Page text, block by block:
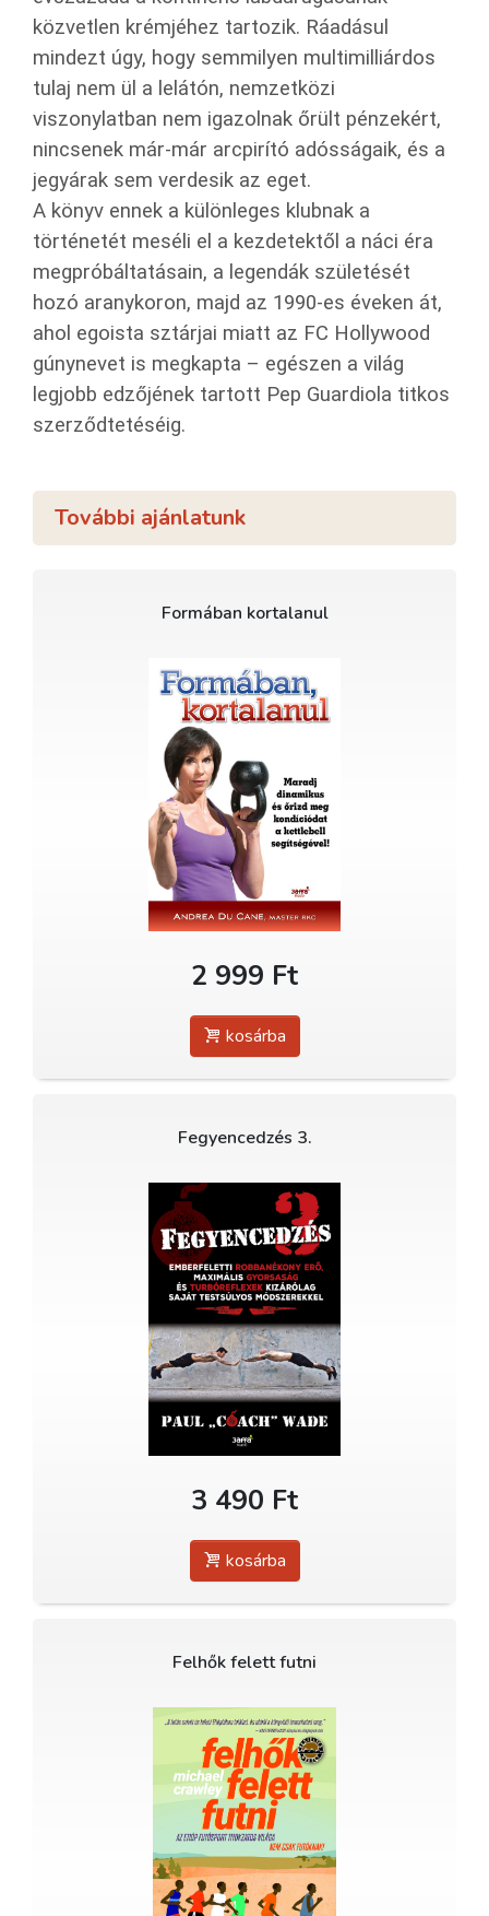
közvetlen krémjéhez tartozik. Ráadásul
mindezt úgy, hogy semmilyen multimilliárdos
tulaj nem ül a lelátón, nemzetközi
viszonylatban nem igazolnak őrült pénzekért,
nincsenek már-már arcpirító adósságaik, és a
jegyárak sem verdesik az eget.
A könyv ennek a különleges klubnak a
történetét meséli el a kezdetektől a náci éra
megpróbáltatásain, a legendák születését
hozó aranykoron, majd az 1990-es éveken át,
ahol egoista sztárjai miatt az FC Hollywood
gúnynevet is megkapta – egészen a világ
legjobb edzőjének tartott Pep Guardiola titkos
szerződtetéséig.
További ajánlatunk
Formában kortalanul
2 999 Ft
kosárba
Fegyencedzés 3.
3 490 Ft
kosárba
Felhők felett futni